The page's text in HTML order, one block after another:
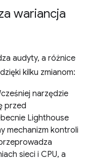
wariancja
audyty, a różnice
kilku zmianom:
narzędzie
przed
Lighthouse
mechanizm kontroli
sieci i CPU, a